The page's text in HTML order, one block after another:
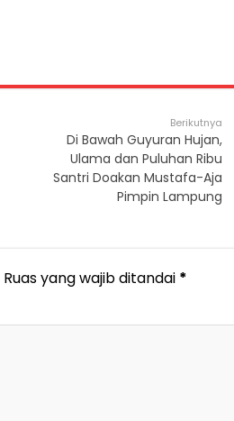
Berikutnya
Di Bawah Guyuran Hujan,
Ulama dan Puluhan Ribu
Santri Doakan Mustafa-Aja
Pimpin Lampung
Ruas yang wajib ditandai *